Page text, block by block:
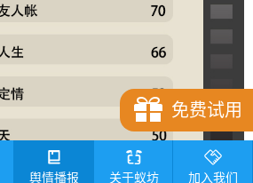
免费试用
舆情播报 关于蚁坊 加入我们